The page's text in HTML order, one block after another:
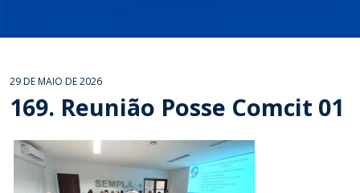
29 DE MAIO DE 2026
169. Reunião Posse Comcit 01